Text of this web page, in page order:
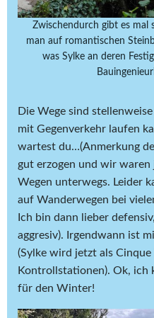
Zwischendurch gibt es mal
man auf romantischen
was Sylke an deren
Die Wege sind
mit Gegenverkehr laufen
wartest du…(Anmerkung
gut erzogen und wir waren
Wegen unterwegs. Leider
auf Wanderwegen bei
Ich bin dann lieber
aggresiv). Irgendwann ist
(Sylke wird jetzt als
Kontrollstationen). Ok, ich
für den Winter!